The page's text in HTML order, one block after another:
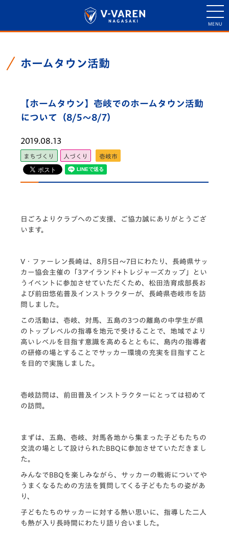
ホームタウン活動
【ホームタウン】壱岐でのホームタウン活動
について（8/5～8/7）
2019.08.13
まちづくり 人づくり 壱岐市
日ごろよりクラブへのご支援、ご協力誠にありがとうござ
います。
V・ファーレン長崎は、8月5日～7日にわたり、長崎県サッ
カー協会主催の「3アイランド+トレジャーズカップ」とい
うイベントに参加させていただくため、松田浩育成部長お
よび前田悠佑普及インストラクターが、長崎県壱岐市を訪
問しました。
この活動は、壱岐、対馬、五島の3つの離島の中学生が県
のトップレベルの指導を地元で受けることで、地域でより
高いレベルを目指す意識を高めるとともに、島内の指導者
の研修の場とすることでサッカー環境の充実を目指すこと
を目的で実施しました。
壱岐訪問は、前田普及インストラクターにとっては初めて
の訪問。
まずは、五島、壱岐、対馬各地から集まった子どもたちの
交流の場として設けられたBBQに参加させていただきまし
た。
みんなでBBQを楽しみながら、サッカーの戦術についてや
うまくなるための方法を質問してくる子どもたちの姿があ
り、
子どもたちのサッカーに対する熱い思いに、指導した二人
も熱が入り長時間にわたり語り合いました。